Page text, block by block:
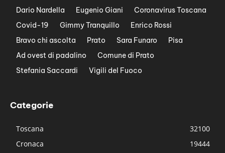
Dario Nardella
Eugenio Giani
Coronavirus Toscana
Covid-19
Gimmy Tranquillo
Enrico Rossi
Bravo chi ascolta
Prato Sara Funaro
Pisa
Ad ovest di padalino
Comune di Prato
Stefania Saccardi
Vigili del Fuoco
Categorie
Toscana
32100
Cronaca
19444